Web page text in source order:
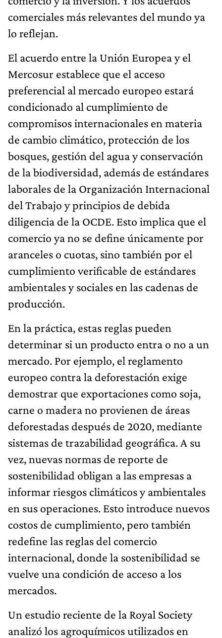
comerciales más relevantes del mundo ya
lo reflejan.
El acuerdo entre la Unión Europea y el
Mercosur establece que el acceso
preferencial al mercado europeo estará
condicionado al cumplimiento de
compromisos internacionales en materia
de cambio climático, protección de los
bosques, gestión del agua y conservación
de la biodiversidad, además de estándares
laborales de la Organización Internacional
del Trabajo y principios de debida
diligencia de la OCDE. Esto implica que el
comercio ya no se define únicamente por
aranceles o cuotas, sino también por el
cumplimiento verificable de estándares
ambientales y sociales en las cadenas de
producción.
En la práctica, estas reglas pueden
determinar si un producto entra o no a un
mercado. Por ejemplo, el reglamento
europeo contra la deforestación exige
demostrar que exportaciones como soja,
carne o madera no provienen de áreas
deforestadas después de 2020, mediante
sistemas de trazabilidad geográfica. A su
vez, nuevas normas de reporte de
sostenibilidad obligan a las empresas a
informar riesgos climáticos y ambientales
en sus operaciones. Esto introduce nuevos
costos de cumplimiento, pero también
redefine las reglas del comercio
internacional, donde la sostenibilidad se
vuelve una condición de acceso a los
mercados.
Un estudio reciente de la Royal Society
analizó los agroquímicos utilizados en